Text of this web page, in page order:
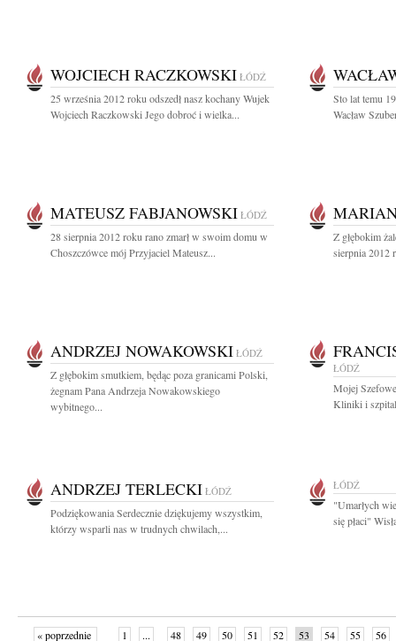
WOJCIECH RACZKOWSKI ŁÓDŹ
25 września 2012 roku odszedł nasz kochany Wujek
Wojciech Raczkowski Jego dobroć i wielka...
Sto lat temu
Wacław
MATEUSZ FABJANOWSKI ŁÓDŹ
28 sierpnia 2012 roku rano zmarł w swoim domu w
Choszczówce mój Przyjaciel Mateusz...
Z głębokim
sierpnia 2012
ANDRZEJ NOWAKOWSKI ŁÓDŹ
Z głębokim smutkiem, będąc poza granicami Polski,
żegnam Pana Andrzeja Nowakowskiego
wybitnego...
ŁÓDŹ
Mojej
Kliniki i
ANDRZEJ TERLECKI ŁÓDŹ
Podziękowania Serdecznie dziękujemy wszystkim,
którzy wsparli nas w trudnych chwilach,...
ŁÓDŹ
"Umarłych
się płaci"
« poprzednie 1 ... 48 49 50 51 52 53 54 55 56